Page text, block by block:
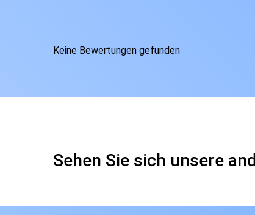
Keine Bewertungen gefunden
Sehen Sie sich unsere